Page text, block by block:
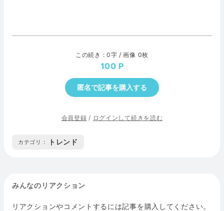
この続き : 0字 / 画像 0枚
100
匿名で記事を購入する
会員登録 / ログインして続きを読む
カテゴリ : トレンド
みんなのリアクション
リアクションやコメントするには記事を購入してください。